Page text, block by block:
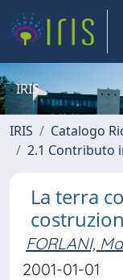
IRIS
IRIS Catalogo
2.1 Contributo
La terra
FORLANI,
2001-01-01